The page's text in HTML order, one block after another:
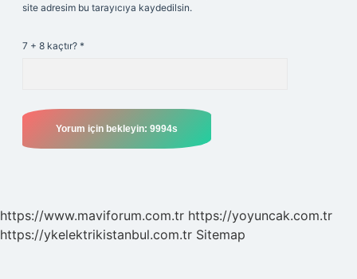
site adresim bu tarayıcıya kaydedilsin.
7 + 8 kaçtır? *
https://www.maviforum.com.tr https://yoyuncak.com.tr
https://ykelektrikistanbul.com.tr Sitemap